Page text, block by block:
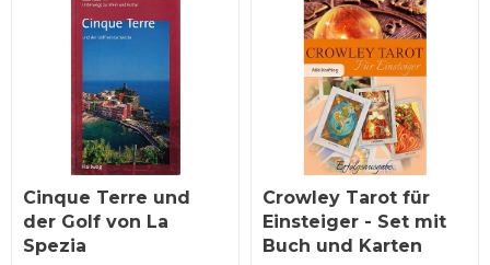
Cinque Terre und
der Golf von La
Spezia
Crowley Tarot für
Einsteiger - Set mit
Buch und Karten